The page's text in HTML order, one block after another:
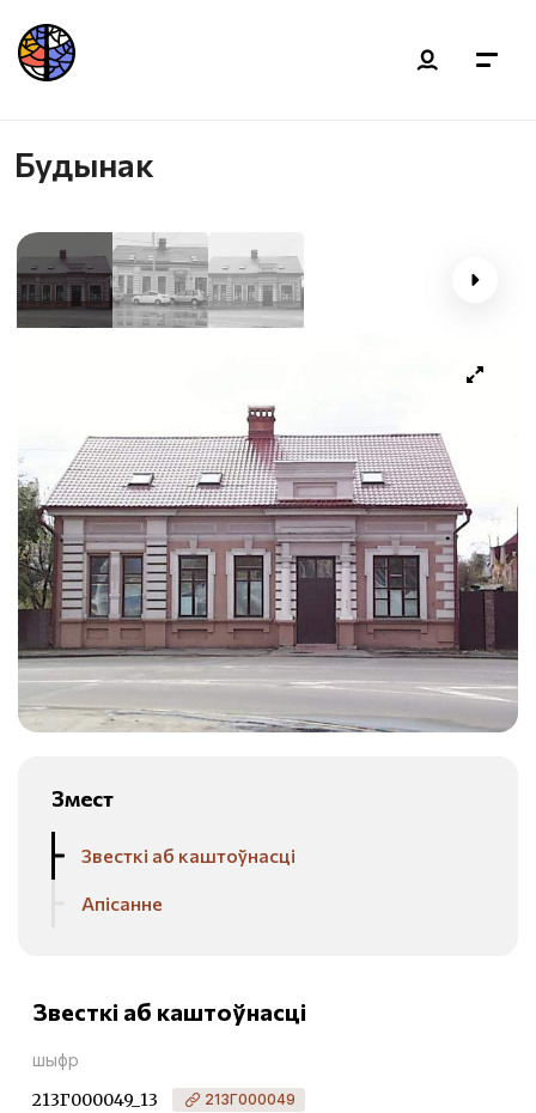
Будынак
Змест
Звесткі аб каштоўнасці
Апісанне
Звесткі аб каштоўнасці
шыфр
213Г000049_13 213Г000049